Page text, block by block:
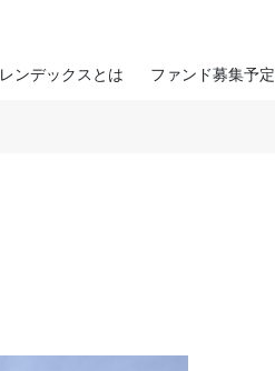
レンデックスとは ファンド募集予定